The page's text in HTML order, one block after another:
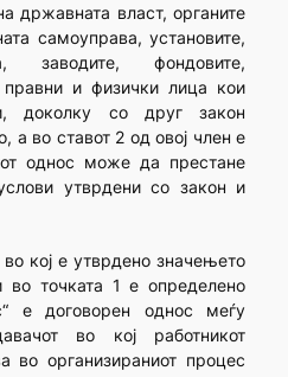
државната власт, органите
самоуправа, установите,
заводите, фондовите,
правни и физички лица кои
доколку со друг закон
а во ставот 2 од овој член е
однос може да престане
утврдени со закон и
кој е утврдено значењето
во точката 1 е определено
е договорен однос меѓу
во кој работникот
во организираниот процес